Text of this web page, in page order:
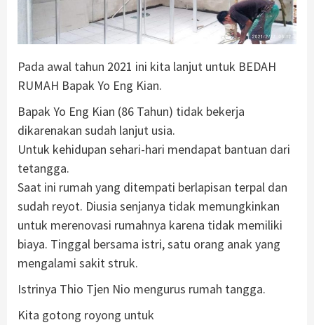
Pada awal tahun 2021 ini kita lanjut untuk BEDAH
RUMAH Bapak Yo Eng Kian.
Bapak Yo Eng Kian (86 Tahun) tidak bekerja
dikarenakan sudah lanjut usia.
Untuk kehidupan sehari-hari mendapat bantuan dari
tetangga.
Saat ini rumah yang ditempati berlapisan terpal dan
sudah reyot. Diusia senjanya tidak memungkinkan
untuk merenovasi rumahnya karena tidak memiliki
biaya. Tinggal bersama istri, satu orang anak yang
mengalami sakit struk.
Istrinya Thio Tjen Nio mengurus rumah tangga.
Kita gotong royong untuk